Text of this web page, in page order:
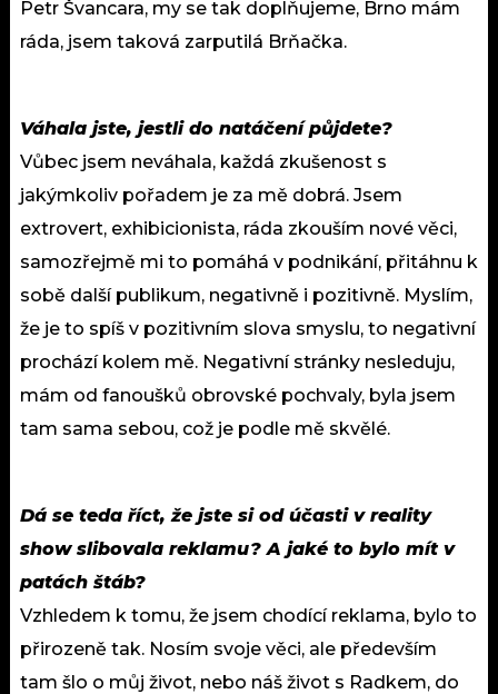
Petr Švancara, my se tak doplňujeme, Brno mám
ráda, jsem taková zarputilá Brňačka.
Váhala jste, jestli do natáčení půjdete?
Vůbec jsem neváhala, každá zkušenost s
jakýmkoliv pořadem je za mě dobrá. Jsem
extrovert, exhibicionista, ráda zkouším nové věci,
samozřejmě mi to pomáhá v podnikání, přitáhnu k
sobě další publikum, negativně i pozitivně. Myslím,
že je to spíš v pozitivním slova smyslu, to negativní
prochází kolem mě. Negativní stránky nesleduju,
mám od fanoušků obrovské pochvaly, byla jsem
tam sama sebou, což je podle mě skvělé.
Dá se teda říct, že jste si od účasti v reality
show slibovala reklamu? A jaké to bylo mít v
patách štáb?
Vzhledem k tomu, že jsem chodící reklama, bylo to
přirozeně tak. Nosím svoje věci, ale především
tam šlo o můj život, nebo náš život s Radkem, do